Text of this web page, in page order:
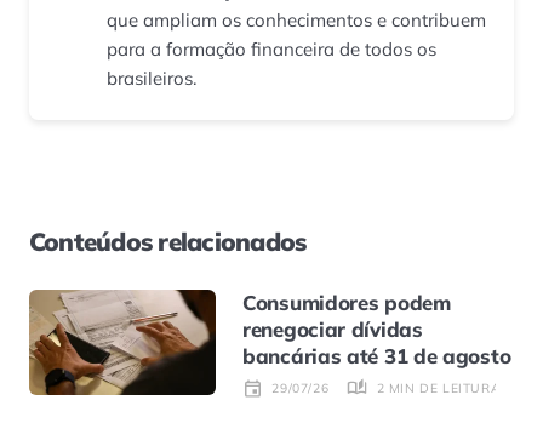
que ampliam os conhecimentos e contribuem
para a formação financeira de todos os
brasileiros.
Conteúdos relacionados
Consumidores podem
renegociar dívidas
bancárias até 31 de agosto
29/07/26 2 MIN DE LEITURA